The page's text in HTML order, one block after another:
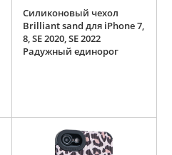
Силиконовый чехол
Brilliant sand для iPhone 7,
8, SE 2020, SE 2022
Радужный единорог